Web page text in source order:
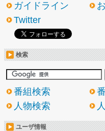
ガイドライン
Twitter
検索
番組検索
人物検索
ユーザ情報